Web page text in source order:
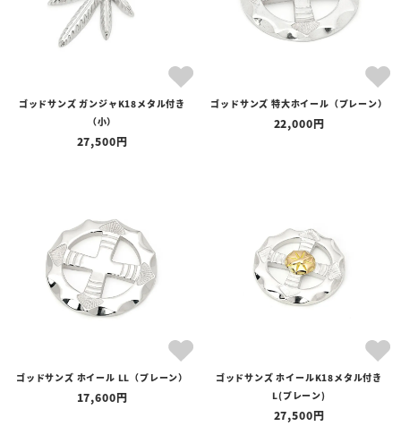
ゴッドサンズ ガンジャK18メタル付き
（小）
27,500
ゴッドサンズ 特大ホイール（プレーン）
22,000
ゴッドサンズ ホイール LL（プレーン）
17,600
ゴッドサンズ ホイールK18メタル付き
L(プレーン)
27,500